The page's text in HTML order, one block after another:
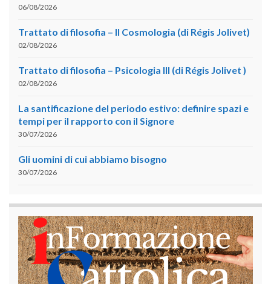
06/08/2026
Trattato di filosofia – II Cosmologia (di Régis Jolivet)
02/08/2026
Trattato di filosofia – Psicologia III (di Régis Jolivet )
02/08/2026
La santificazione del periodo estivo: definire spazi e
tempi per il rapporto con il Signore
30/07/2026
Gli uomini di cui abbiamo bisogno
30/07/2026